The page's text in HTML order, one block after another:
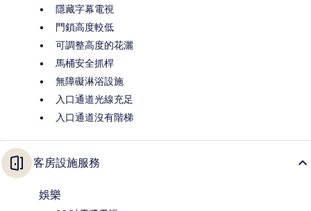
隱藏字幕電視
門鎖高度較低
可調整高度的花灑
馬桶安全抓桿
無障礙淋浴設施
入口通道光線充足
入口通道沒有階梯
客房設施服務
娛樂